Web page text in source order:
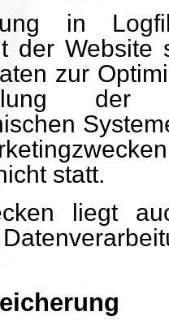
in
der Website
zur
der
statt.
liegt